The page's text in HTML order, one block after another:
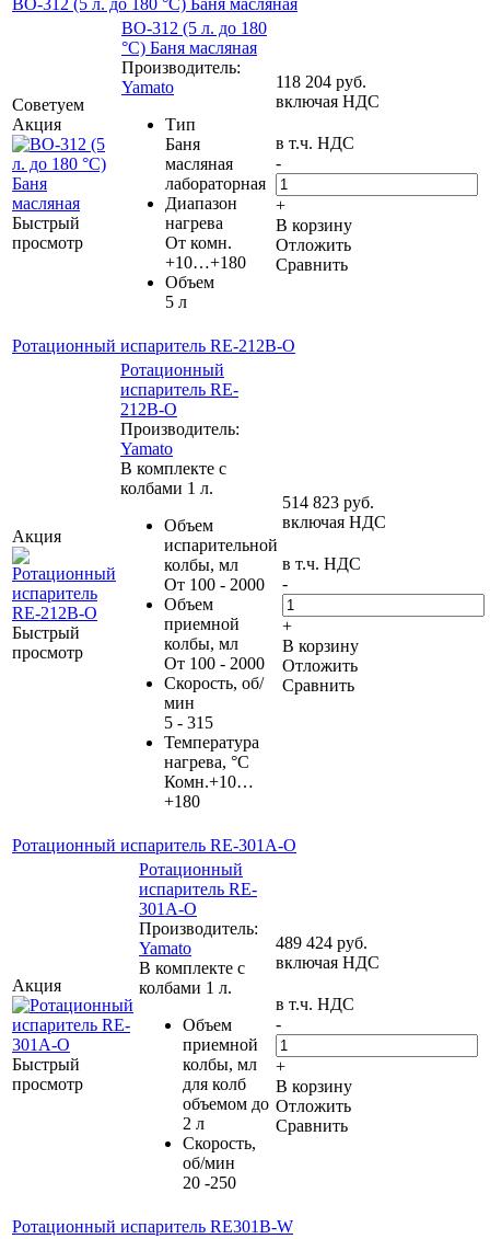
Советуем
Акция
Быстрый
просмотр
BO-312 (5 л. до 180
°C) Баня масляная
Производитель:
Yamato
Тип
Баня
масляная
лабораторная
Диапазон
нагрева
От комн.
+10…+180
Объем
5 л
118 204 руб.
включая НДС
в т.ч. НДС
-
+
В корзину
Отложить
Сравнить
Ротационный испаритель RE-212B-O
Акция
Быстрый
просмотр
Ротационный
испаритель RE-
212B-O
Производитель:
Yamato
В комплекте с
колбами 1 л.
Объем
испарительной
колбы, мл
От 100 - 2000
Объем
приемной
колбы, мл
От 100 - 2000
Скорость, об/
мин
5 - 315
Температура
нагрева, °С
Комн.+10…
+180
514 823 руб.
включая НДС
в т.ч. НДС
-
+
В корзину
Отложить
Сравнить
Ротационный испаритель RE-301A-O
Акция
Быстрый
просмотр
Ротационный
испаритель RE-
301A-O
Производитель:
Yamato
В комплекте с
колбами 1 л.
Объем
приемной
колбы, мл
для колб
объемом до
2 л
Скорость,
об/мин
20 -250
489 424 руб.
включая НДС
в т.ч. НДС
-
+
В корзину
Отложить
Сравнить
Ротационный испаритель RE301B-W